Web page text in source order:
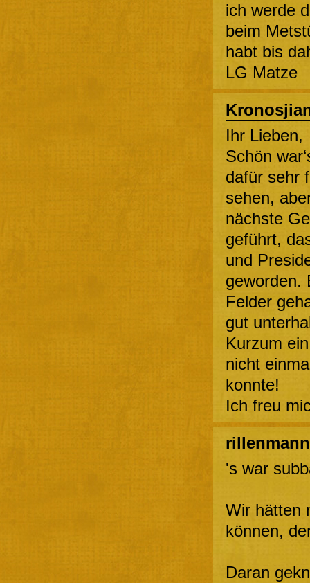
ich werde
beim
habt bis
LG Matze
Ihr Lieben,
Schön
dafür sehr
sehen,
nächste
geführt,
und
geworden.
Felder
gut
Kurzum
nicht
konnte!
Ich freu
's war
Wir hätten
können,
Daran